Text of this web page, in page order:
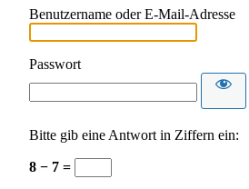
Benutzername oder E-Mail-Adresse
Passwort
Bitte gib eine Antwort in Ziffern ein:
8 − 7 =